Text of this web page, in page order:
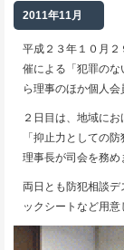
2011年11月
平成２３年１０月
催による「犯罪の
ら理事のほか個人会
２日目は、地域に
「抑止力としての
理事長が司会を務め
両日とも防犯相談
ックシートなど用意